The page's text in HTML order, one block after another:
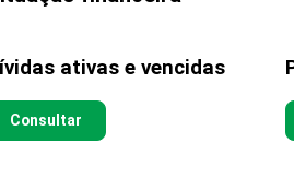
ativas e vencidas
Consultar